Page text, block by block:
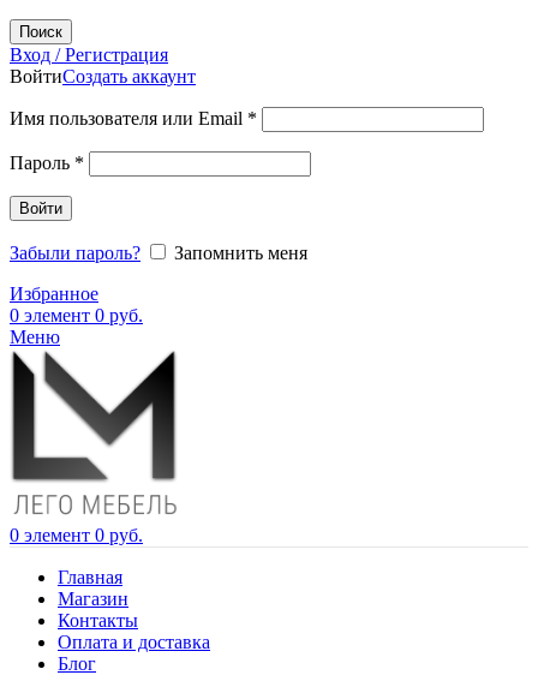
Поиск
Вход / Регистрация
ВойтиСоздать аккаунт
Имя пользователя или Email *
Пароль *
Войти
Забыли пароль?
Запомнить меня
Избранное
0 элемент 0 руб.
Меню
0 элемент 0 руб.
Главная
Магазин
Контакты
Оплата и доставка
Блог